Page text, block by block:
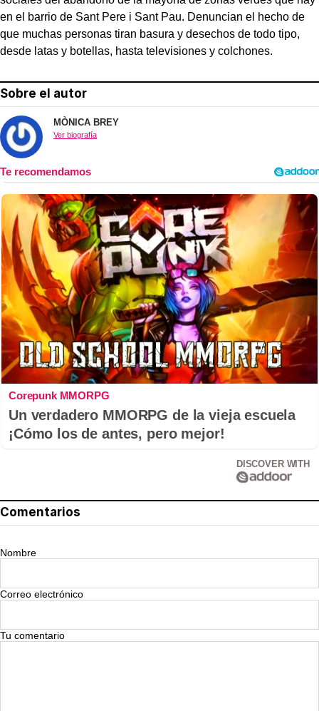
en el barrio de Sant Pere i Sant Pau. Denuncian el hecho de
que muchas personas tiran basura y desechos de todo tipo,
desde latas y botellas, hasta televisiones y colchones.
Sobre el autor
MÒNICA BREY
Ver biografía
Corepunk MMORPG
Un verdadero MMORPG de la vieja escuela
¡Cómo los de antes, pero mejor!
DISCOVER WITH
Comentarios
Nombre
Correo electrónico
Tu comentario